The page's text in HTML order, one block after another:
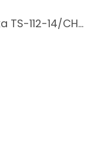
Dámska kožená kabelka TS-112-14/CHOCO